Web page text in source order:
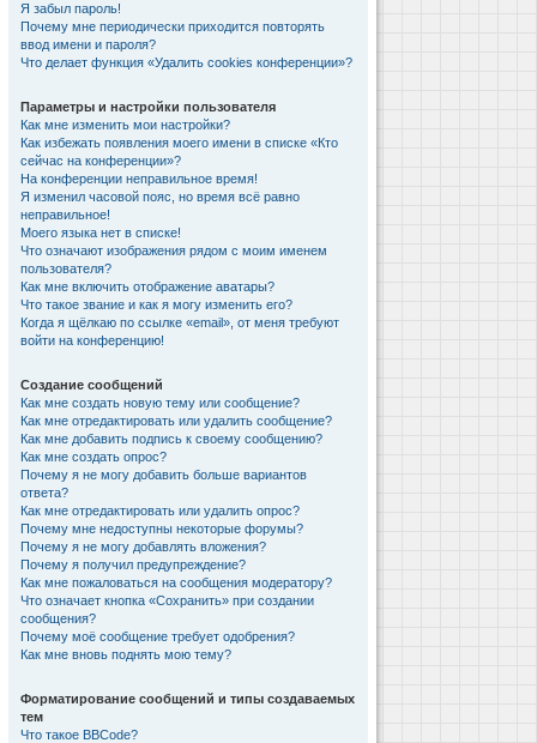
Я забыл пароль!
Почему мне периодически приходится повторять
ввод имени и пароля?
Что делает функция «Удалить cookies конференции»?
Параметры и настройки пользователя
Как мне изменить мои настройки?
Как избежать появления моего имени в списке «Кто
сейчас на конференции»?
На конференции неправильное время!
Я изменил часовой пояс, но время всё равно
неправильное!
Моего языка нет в списке!
Что означают изображения рядом с моим именем
пользователя?
Как мне включить отображение аватары?
Что такое звание и как я могу изменить его?
Когда я щёлкаю по ссылке «email», от меня требуют
войти на конференцию!
Создание сообщений
Как мне создать новую тему или сообщение?
Как мне отредактировать или удалить сообщение?
Как мне добавить подпись к своему сообщению?
Как мне создать опрос?
Почему я не могу добавить больше вариантов
ответа?
Как мне отредактировать или удалить опрос?
Почему мне недоступны некоторые форумы?
Почему я не могу добавлять вложения?
Почему я получил предупреждение?
Как мне пожаловаться на сообщения модератору?
Что означает кнопка «Сохранить» при создании
сообщения?
Почему моё сообщение требует одобрения?
Как мне вновь поднять мою тему?
Форматирование сообщений и типы создаваемых
тем
Что такое BBCode?